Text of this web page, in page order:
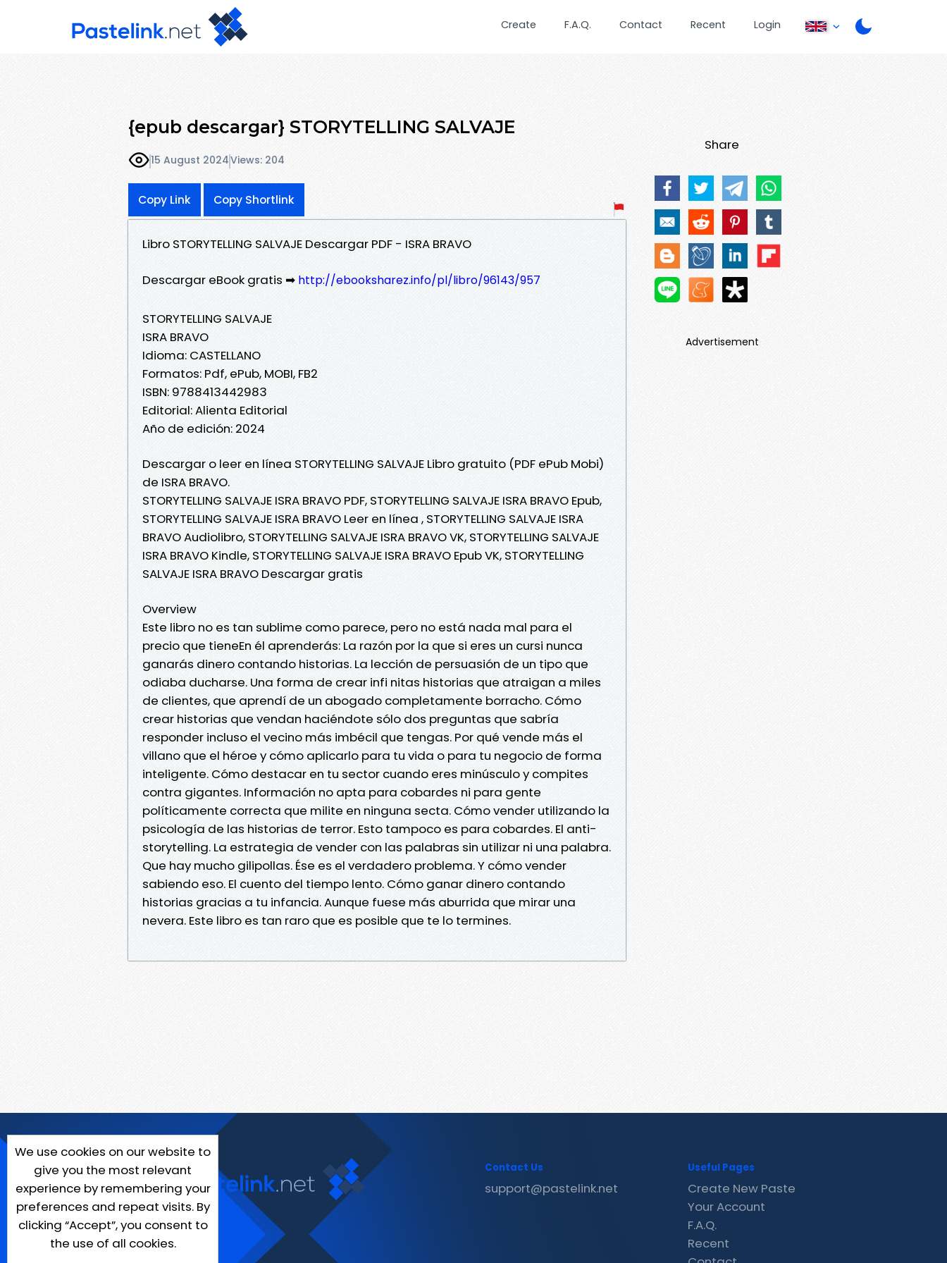
Create F.A.Q. Contact Recent Login
{epub descargar} STORYTELLING SALVAJE
15 August 2024Views: 204
Copy Link Copy Shortlink
Libro STORYTELLING SALVAJE Descargar PDF - ISRA BRAVO
Descargar eBook gratis ➡ http://ebooksharez.info/pl/libro/96143/957
STORYTELLING SALVAJE
ISRA BRAVO
Idioma: CASTELLANO
Formatos: Pdf, ePub, MOBI, FB2
ISBN: 9788413442983
Editorial: Alienta Editorial
Año de edición: 2024
Descargar o leer en línea STORYTELLING SALVAJE Libro gratuito (PDF ePub Mobi)
de ISRA BRAVO.
STORYTELLING SALVAJE ISRA BRAVO PDF, STORYTELLING SALVAJE ISRA BRAVO Epub,
STORYTELLING SALVAJE ISRA BRAVO Leer en línea , STORYTELLING SALVAJE ISRA
BRAVO Audiolibro, STORYTELLING SALVAJE ISRA BRAVO VK, STORYTELLING SALVAJE
ISRA BRAVO Kindle, STORYTELLING SALVAJE ISRA BRAVO Epub VK, STORYTELLING
SALVAJE ISRA BRAVO Descargar gratis
Overview
Este libro no es tan sublime como parece, pero no está nada mal para el
precio que tieneEn él aprenderás: La razón por la que si eres un cursi nunca
ganarás dinero contando historias. La lección de persuasión de un tipo que
odiaba ducharse. Una forma de crear infi nitas historias que atraigan a miles
de clientes, que aprendí de un abogado completamente borracho. Cómo
crear historias que vendan haciéndote sólo dos preguntas que sabría
responder incluso el vecino más imbécil que tengas. Por qué vende más el
villano que el héroe y cómo aplicarlo para tu vida o para tu negocio de forma
inteligente. Cómo destacar en tu sector cuando eres minúsculo y compites
contra gigantes. Información no apta para cobardes ni para gente
políticamente correcta que milite en ninguna secta. Cómo vender utilizando la
psicología de las historias de terror. Esto tampoco es para cobardes. El anti-
storytelling. La estrategia de vender con las palabras sin utilizar ni una palabra.
Que hay mucho gilipollas. Ése es el verdadero problema. Y cómo vender
sabiendo eso. El cuento del tiempo lento. Cómo ganar dinero contando
historias gracias a tu infancia. Aunque fuese más aburrida que mirar una
nevera. Este libro es tan raro que es posible que te lo termines.
Share
Advertisement
We use cookies on our website to
give you the most relevant
experience by remembering your
preferences and repeat visits. By
clicking “Accept”, you consent to
the use of all cookies.
Contact Us
support@pastelink.net
Useful Pages
Create New Paste
Your Account
F.A.Q.
Recent